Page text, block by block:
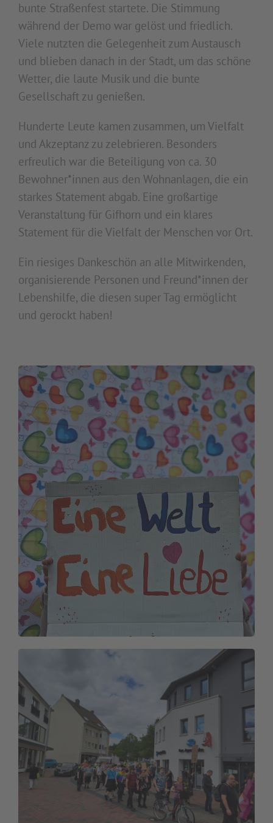
bunte Straßenfest startete. Die Stimmung
während der Demo war gelöst und friedlich.
Viele nutzten die Gelegenheit zum Austausch
und blieben danach in der Stadt, um das schöne
Wetter, die laute Musik und die bunte
Gesellschaft zu genießen.
Hunderte Leute kamen zusammen, um Vielfalt
und Akzeptanz zu zelebrieren. Besonders
erfreulich war die Beteiligung von ca. 30
Bewohner*innen aus den Wohnanlagen, die ein
starkes Statement abgab. Eine großartige
Veranstaltung für Gifhorn und ein klares
Statement für die Vielfalt der Menschen vor Ort.
Ein riesiges Dankeschön an alle Mitwirkenden,
organisierende Personen und Freund*innen der
Lebenshilfe, die diesen super Tag ermöglicht
und gerockt haben!